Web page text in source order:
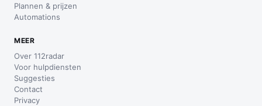
Plannen & prijzen
Automations
MEER
Over 112radar
Voor hulpdiensten
Suggesties
Contact
Privacy